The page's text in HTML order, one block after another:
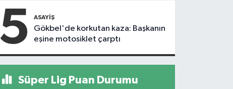
5 ASAYIŞ
Gökbel'de korkutan kaza: Başkanın
eşine motosiklet çarptı
Süper Lig Puan Durumu